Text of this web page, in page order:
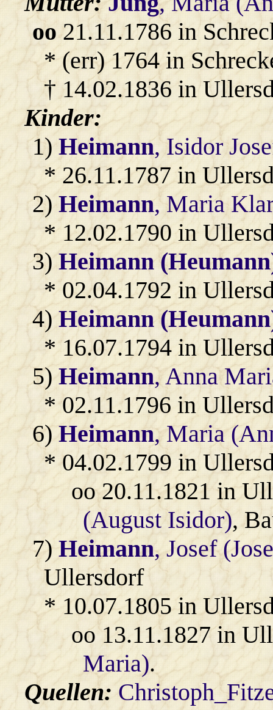
oo21.11.1786 in
* (err) 1764 in
† 14.02.1836 in
Kinder:
1)Heimann, Isidor
* 26.11.1787 in
2)Heimann, Maria
* 12.02.1790 in
3)Heimann
* 02.04.1792 in
4)Heimann
* 16.07.1794 in
5)Heimann, Anna
* 02.11.1796 in
6)Heimann, Maria
* 04.02.1799 in
oo 20.11.1821 in
(August Isidor),
7)Heimann, Josef
Ullersdorf
* 10.07.1805 in
oo 13.11.1827 in
Maria).
Quellen: